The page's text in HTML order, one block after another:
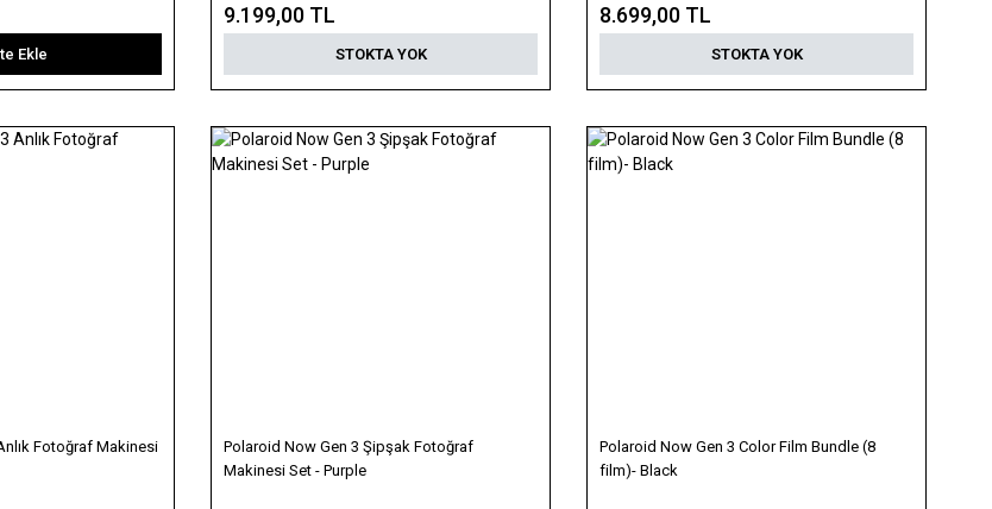
Ekle
9.199,00 TL
STOKTA YOK
8.699,00 TL
STOKTA YOK
Fotoğraf Makinesi
Polaroid Now Gen 3 Şipşak Fotoğraf
Makinesi Set - Purple
Polaroid Now Gen 3 Color Film Bundle (8
film)- Black